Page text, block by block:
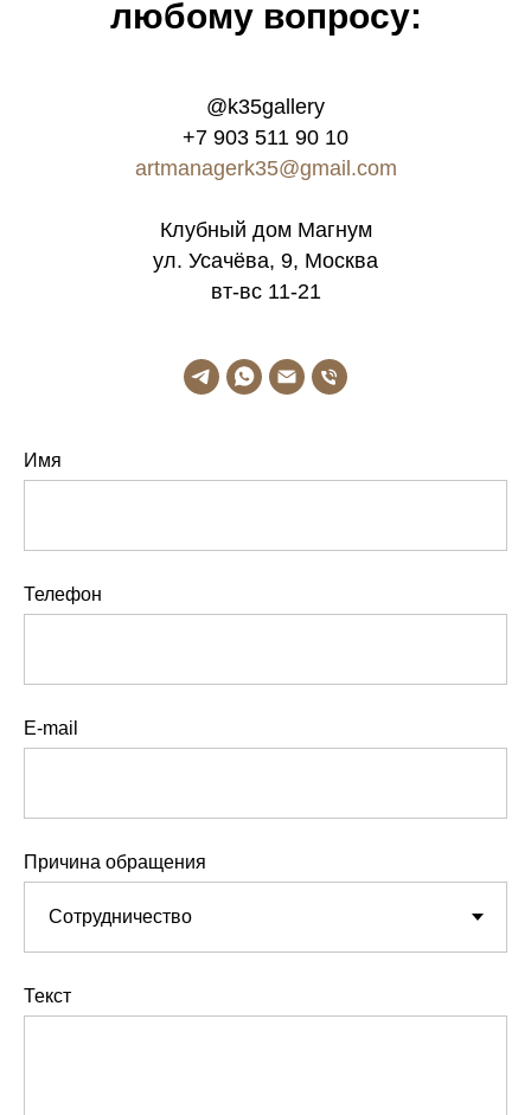
любому вопросу:
@k35gallery
+7 903 511 90 10
artmanagerk35@gmail.com
Клубный дом Магнум
ул. Усачёва, 9, Москва
вт-вс 11-21
Имя
Телефон
E-mail
Причина обращения
Текст